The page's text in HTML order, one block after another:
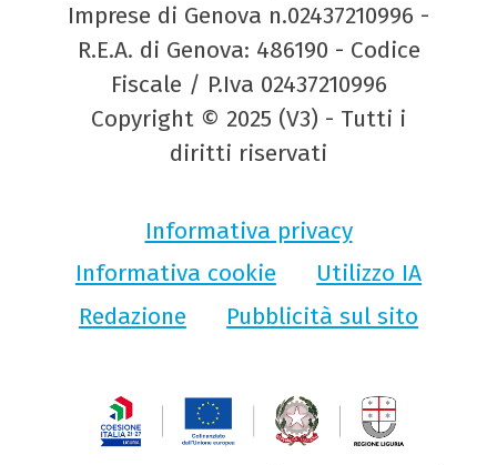
Imprese di Genova n.02437210996 -
R.E.A. di Genova: 486190 - Codice
Fiscale / P.Iva 02437210996
Copyright © 2025 (V3) - Tutti i
diritti riservati
Informativa privacy
Informativa cookie
Utilizzo IA
Redazione
Pubblicità sul sito